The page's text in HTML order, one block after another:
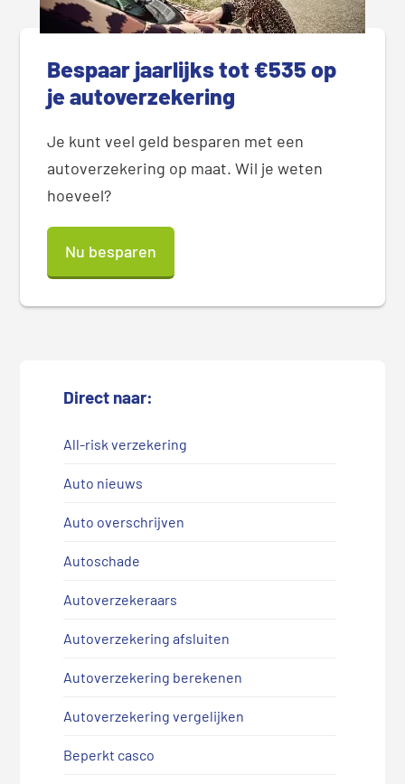
Bespaar jaarlijks tot €535 op
je autoverzekering
Je kunt veel geld besparen met een
autoverzekering op maat. Wil je weten
hoeveel?
Nu besparen
Direct naar:
All-risk verzekering
Auto nieuws
Auto overschrijven
Autoschade
Autoverzekeraars
Autoverzekering afsluiten
Autoverzekering berekenen
Autoverzekering vergelijken
Beperkt casco